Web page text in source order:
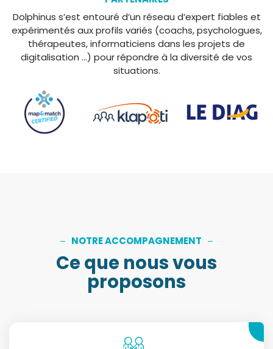
Dolphinus s’est entouré d’un réseau d’expert fiables et
expérimentés aux profils variés (coachs, psychologues,
thérapeutes, informaticiens dans les projets de
digitalisation …) pour répondre à la diversité de vos
situations.
NOTRE ACCOMPAGNEMENT
Ce que nous vous
proposons